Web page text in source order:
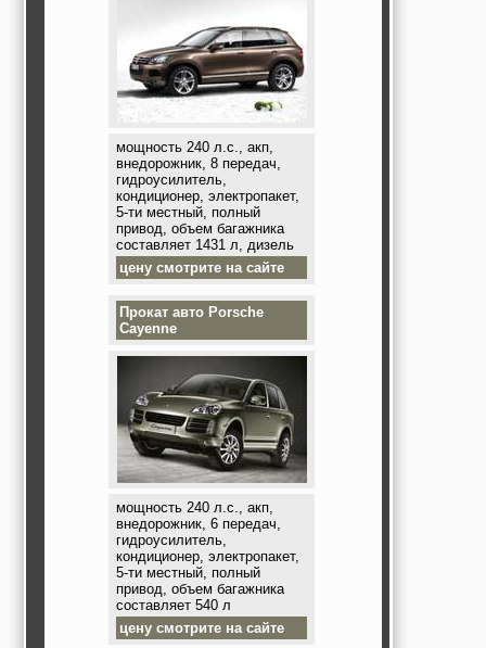
мощность 240 л.с., акп,
внедорожник, 8 передач,
гидроусилитель,
кондиционер, электропакет,
5-ти местный, полный
привод, объем багажника
составляет 1431 л, дизель
цену смотрите на сайте
Прокат авто Porsche
Cayenne
мощность 240 л.с., акп,
внедорожник, 6 передач,
гидроусилитель,
кондиционер, электропакет,
5-ти местный, полный
привод, объем багажника
составляет 540 л
цену смотрите на сайте